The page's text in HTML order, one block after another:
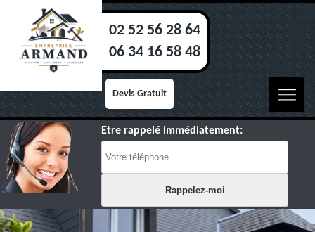
02 52 56 28 64
06 34 16 58 48
Devis Gratuit
Etre rappelé immédiatement: